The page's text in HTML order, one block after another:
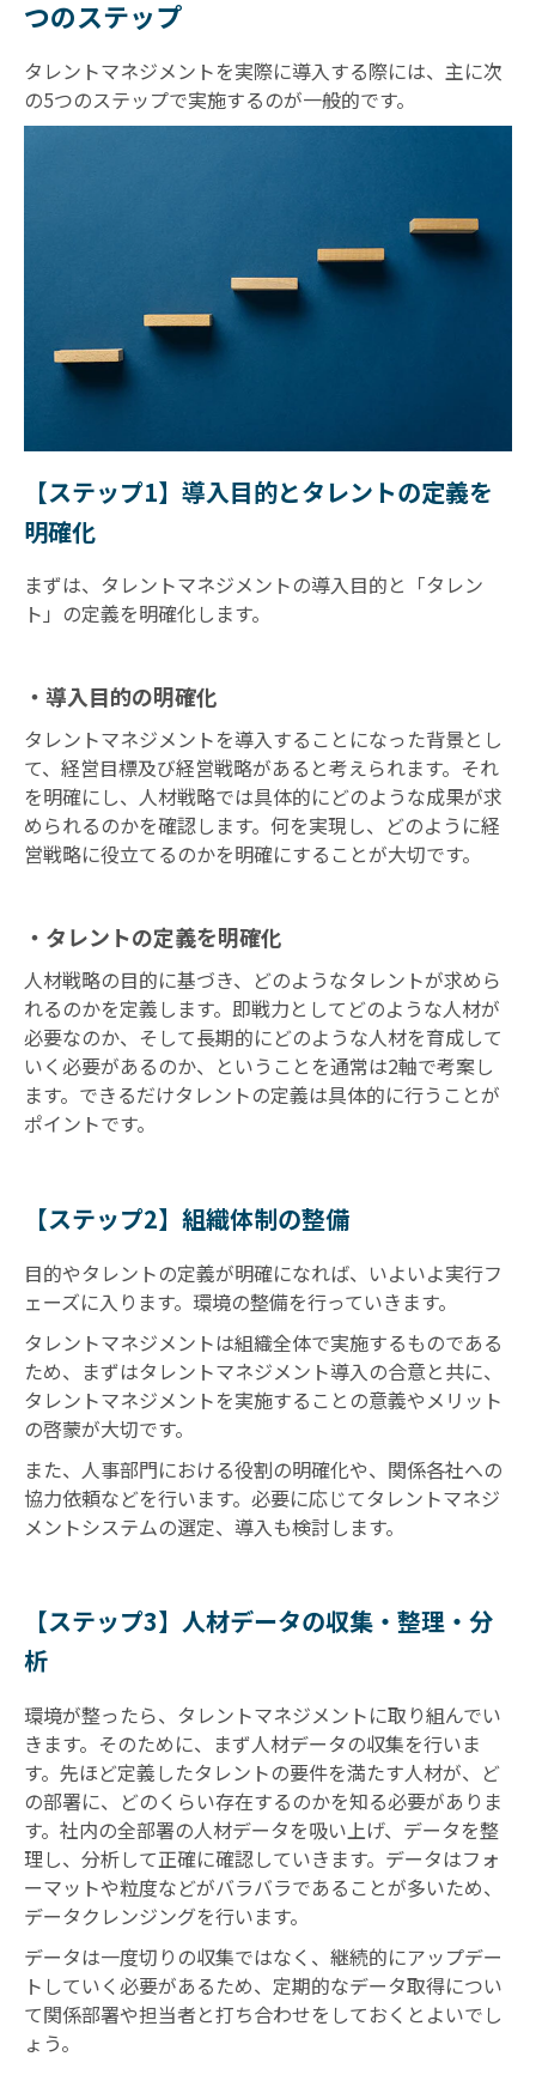
つのステップ
タレントマネジメントを実際に導入する際には、主に次
の5つのステップで実施するのが一般的です。
【ステップ1】導入目的とタレントの定義を
明確化
まずは、タレントマネジメントの導入目的と「タレン
ト」の定義を明確化します。
・導入目的の明確化
タレントマネジメントを導入することになった背景とし
て、経営目標及び経営戦略があると考えられます。それ
を明確にし、人材戦略では具体的にどのような成果が求
められるのかを確認します。何を実現し、どのように経
営戦略に役立てるのかを明確にすることが大切です。
・タレントの定義を明確化
人材戦略の目的に基づき、どのようなタレントが求めら
れるのかを定義します。即戦力としてどのような人材が
必要なのか、そして長期的にどのような人材を育成して
いく必要があるのか、ということを通常は2軸で考案し
ます。できるだけタレントの定義は具体的に行うことが
ポイントです。
【ステップ2】組織体制の整備
目的やタレントの定義が明確になれば、いよいよ実行フ
ェーズに入ります。環境の整備を行っていきます。
タレントマネジメントは組織全体で実施するものである
ため、まずはタレントマネジメント導入の合意と共に、
タレントマネジメントを実施することの意義やメリット
の啓蒙が大切です。
また、人事部門における役割の明確化や、関係各社への
協力依頼などを行います。必要に応じてタレントマネジ
メントシステムの選定、導入も検討します。
【ステップ3】人材データの収集・整理・分
析
環境が整ったら、タレントマネジメントに取り組んでい
きます。そのために、まず人材データの収集を行いま
す。先ほど定義したタレントの要件を満たす人材が、ど
の部署に、どのくらい存在するのかを知る必要がありま
す。社内の全部署の人材データを吸い上げ、データを整
理し、分析して正確に確認していきます。データはフォ
ーマットや粒度などがバラバラであることが多いため、
データクレンジングを行います。
データは一度切りの収集ではなく、継続的にアップデー
トしていく必要があるため、定期的なデータ取得につい
て関係部署や担当者と打ち合わせをしておくとよいでし
ょう。